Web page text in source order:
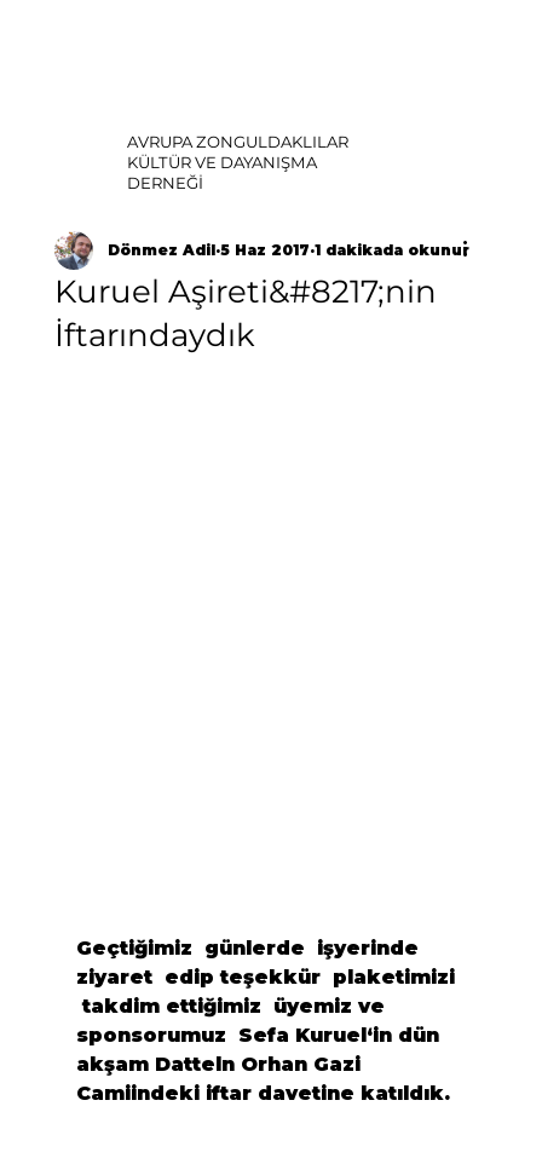
AVRUPA ZONGULDAKLILAR
KÜLTÜR VE DAYANIŞMA
DERNEĞİ
Kuruel Aşireti&#8217;nin
İftarındaydık
Dönmez Adil 5 Haz 2017 1 dakikada okunur
Geçtiğimiz  günlerde  işyerinde
ziyaret  edip teşekkür  plaketimizi
takdim ettiğimiz  üyemiz ve
sponsorumuz Sefa Kuruel‘in dün
akşam Datteln Orhan Gazi
Camiindeki iftar davetine katıldık.